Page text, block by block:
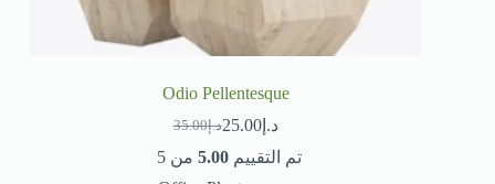
Odio Pellentesque
د.إ35.00 د.إ25.00
تم التقييم5.00 من 5